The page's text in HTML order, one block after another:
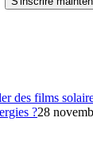
des films
?28